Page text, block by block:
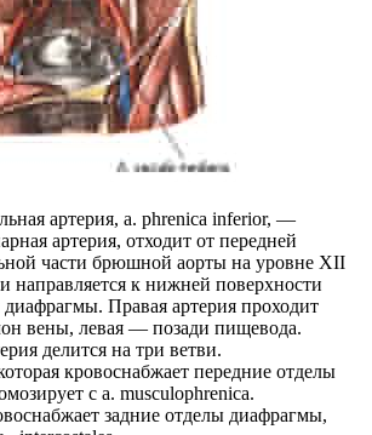
артерия, a. phrenica inferior, —
артерия, отходит от передней
части брюшной аорты на уровне XII
направляется к нижней поверхности
Правая артерия проходит
вены, левая — позади пищевода.
делится на три ветви.
кровоснабжает передние отделы
с a. musculophrenica.
задние отделы диафрагмы,